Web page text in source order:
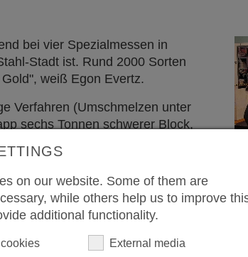
bei vier Spezialmessen in
Stadt ist. Rund 2000 Sorten
weiß Egon Evertz.
Verfahren (Umschmelzen unter
sechs Tonnen schwerer Block,
Einfamilienhauses haben
überhaupt - neben
Firmen sind weltweit bei
Blöcke wie den in Düsseldorf
on our website. Some of them are
while others help us to improve
additional functionality.
External media